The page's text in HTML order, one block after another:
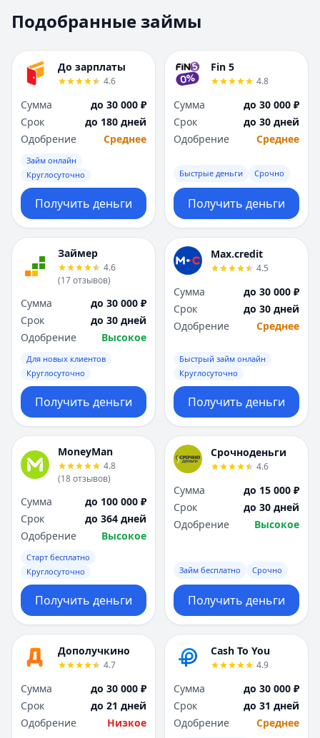
Набережные Челны
Нижний Новгород
Новокузнецк
Новосибирск
Омск
Пенза
Пермь
Р
Ростов-на-Дону
Рязань
С
Самара
Санкт-Петербург
Саратов
Сочи
Сургут
Т
Тверь
Тольятти
Томск
Тула
Ульяновск
Уфа
Ч
Чебоксары
Челябинск
Чита
Я
Ярославль
Вся Россия
Набережные
Нижний Новгород
Новокузнецк
Новосибирск
Омск
Оренбург
Пенза
Пермь
Р
Ростов-на-Дону
Рязань
С
Самара
Санкт-Петербург
Саратов
Сочи
Сургут
Т
Тверь
Тольятти
Томск
Тула
Ульяновск
Уфа
Ч
Чебоксары
Челябинск
Чита
Я
Ярославль
Вся Россия
Подобранные займы
До зарплаты
4.6
Сумма
до 30 000 ₽
Срок
до 180 дней
Одобрение
Среднее
Займ онлайн
Круглосуточно
Получить деньги
Fin 5
4.8
Сумма
до 30 000 ₽
Срок
до 30 дней
Одобрение
Среднее
Быстрые деньги Срочно
Получить деньги
Займер
4.6
(17отзывов)
Сумма
до 30 000 ₽
Срок
до 30 дней
Одобрение
Высокое
Для новых клиентов
Круглосуточно
Получить деньги
Max.credit
4.5
Сумма
до 30 000 ₽
Срок
до 30 дней
Одобрение
Среднее
Быстрый займ онлайн
Круглосуточно
Получить деньги
MoneyMan
4.8
(18отзывов)
Сумма
до 100 000 ₽
Срок
до 364 дней
Одобрение
Высокое
Старт бесплатно
Круглосуточно
Получить деньги
Срочноденьги
4.6
Сумма
до 15 000 ₽
Срок
до 30 дней
Одобрение
Высокое
Займ бесплатно Срочно
Получить деньги
Дополучкино
4.7
Сумма
до 30 000 ₽
Срок
до 21 дней
Одобрение
Низкое
Cash To You
4.9
Сумма
до 30 000 ₽
Срок
до 31 дней
Одобрение
Среднее